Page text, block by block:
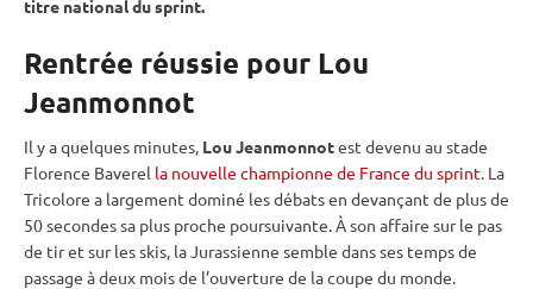
titre national dusprint.
Rentrée réussie pour Lou
Jeanmonnot
Il y a quelques minutes, Lou Jeanmonnotest devenu au stade
Florence Baverel la nouvelle championne de France du sprint. La
Tricolore a largement dominé les débats en devançant de plus de
50 secondes sa plus proche poursuivante. À son affaire sur le pas
de tiret sur les skis, la Jurassienne semble dans ses temps de
passage à deux mois de l’ouverture de lacoupe du monde.